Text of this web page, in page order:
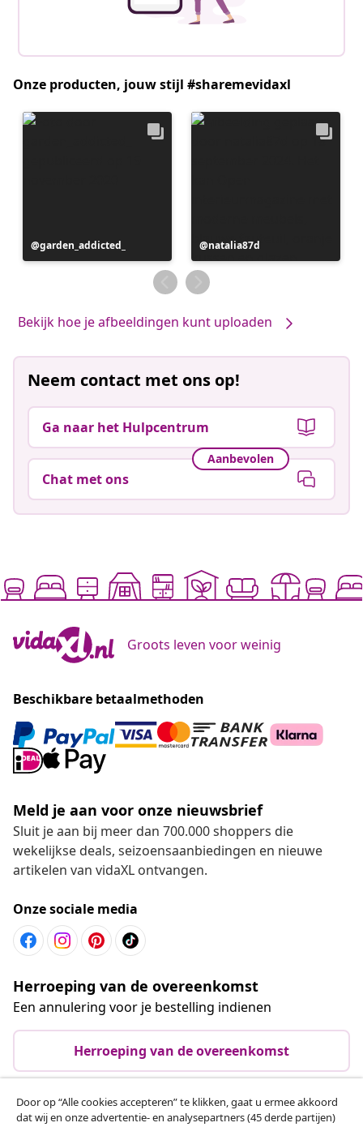
Onze producten, jouw stijl #sharemevidaxl
Bericht
gepubliceerd
garden_addicted_
Bericht
gepubliceerd
door
natalia87d
Bekijk hoe je afbeeldingen kunt uploaden
Neem contact met ons op!
Ga naar het Hulpcentrum
Aanbevolen
Chat met ons
Groots leven voor weinig
Beschikbare betaalmethoden
Meld je aan voor onze nieuwsbrief
Sluit je aan bij meer dan 700.000 shoppers die
wekelijkse deals, seizoensaanbiedingen en nieuwe
artikelen van vidaXL ontvangen.
Onze sociale media
Herroeping van de overeenkomst
Een annulering voor je bestelling indienen
Herroeping van de overeenkomst
Klantenservice
Door op “Alle cookies accepteren” te klikken, gaat u ermee akkoord
dat wij en onze advertentie- en analysepartners (45 derde partijen)